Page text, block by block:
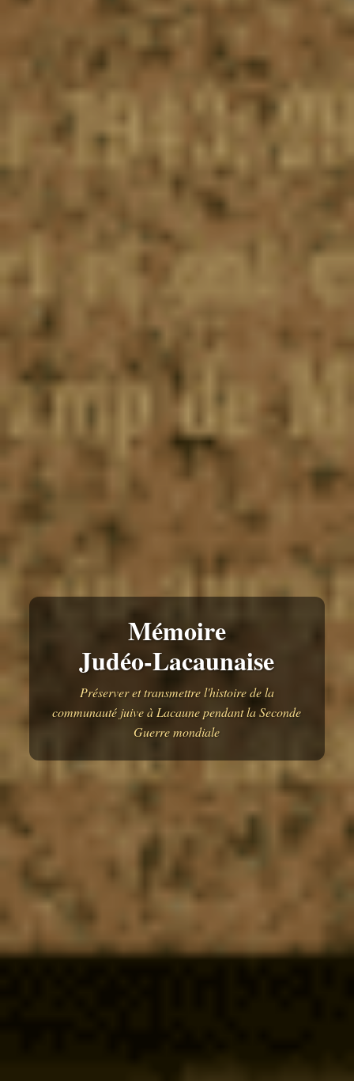
Mémoire
Judéo-Lacaunaise
Préserver et transmettre l'histoire de la
communauté juive à Lacaune pendant la Seconde
Guerre mondiale